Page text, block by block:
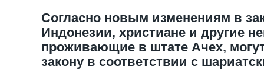
Согласно новым изменениям в
Индонезии, христиане и другие
проживающие в штате Ачех,
закону в соответствии с